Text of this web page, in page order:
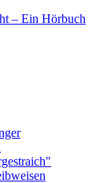
– Ein Hörbuch